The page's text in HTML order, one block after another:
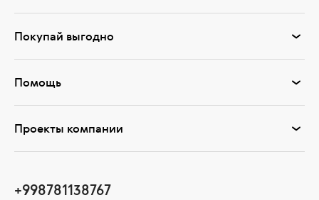
Покупай выгодно
Помощь
Проекты компании
+998781138767